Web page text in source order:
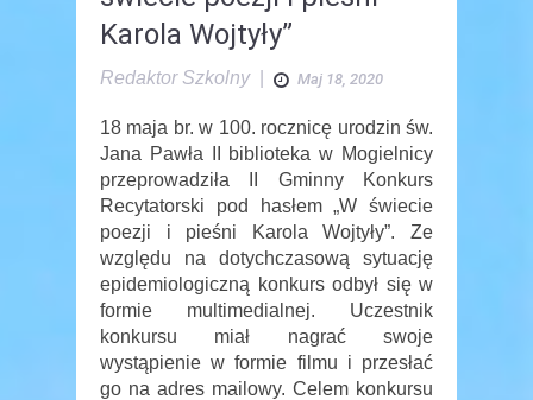
Karola Wojtyły”
Redaktor Szkolny| Maj 18, 2020
18 maja br. w 100. rocznicę urodzin św.
Jana Pawła II biblioteka w Mogielnicy
przeprowadziła II Gminny Konkurs
Recytatorski pod hasłem „W świecie
poezji i pieśni Karola Wojtyły”. Ze
względu na dotychczasową sytuację
epidemiologiczną konkurs odbył się w
formie multimedialnej. Uczestnik
konkursu miał nagrać swoje
wystąpienie w formie filmu i przesłać
go na adres mailowy. Celem konkursu